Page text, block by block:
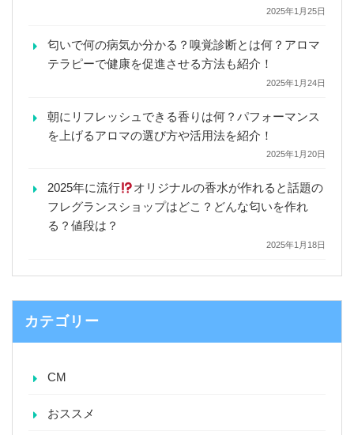
2025年1月25日
匂いで何の病気か分かる？嗅覚診断とは何？アロマ
テラピーで健康を促進させる方法も紹介！
2025年1月24日
朝にリフレッシュできる香りは何？パフォーマンス
を上げるアロマの選び方や活用法を紹介！
2025年1月20日
2025年に流行
オリジナルの香水が作れると話題の
フレグランスショップはどこ？どんな匂いを作れ
る？値段は？
2025年1月18日
カテゴリー
CM
おススメ